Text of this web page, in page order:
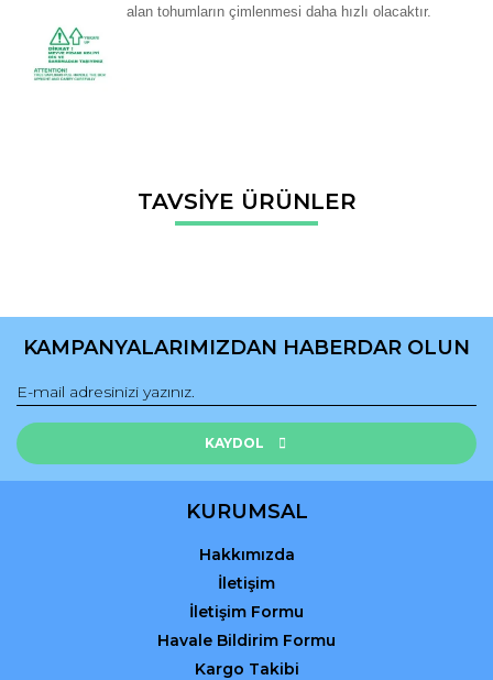
alan tohumların çimlenmesi daha hızlı olacaktır.
Bu ürüne ilk yorumu siz yapın!
Bu ürünün fiyat bilgisi, resim, ürün açıklamalarında ve diğer
konularda yetersiz gördüğünüz noktaları öneri formunu
Ürün açıklamasında eksik bilgiler bulunuyor.
Ürün fiyatı diğer sitelerden daha pahalı.
Bu ürüne benzer farklı alternatifler olmalı.
Gönder
TAVSİYE ÜRÜNLER
KAMPANYALARIMIZDAN HABERDAR OLUN
KAYDOL
KURUMSAL
Hakkımızda
İletişim
İletişim Formu
Havale Bildirim Formu
Kargo Takibi